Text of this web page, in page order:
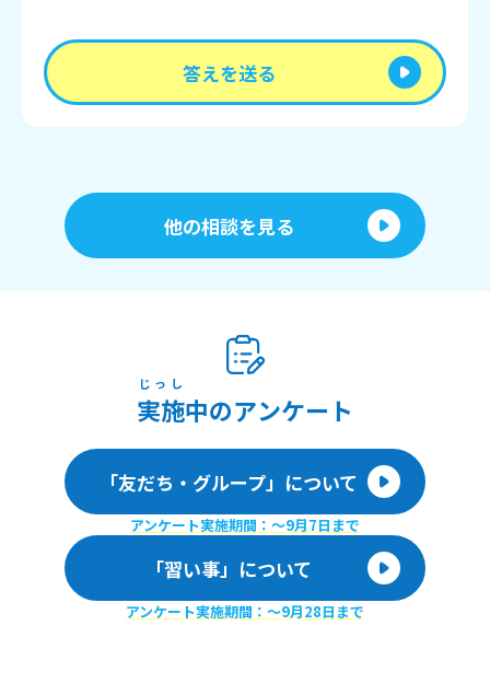
答えを送る
他の相談を見る
実施
じっし
中のアンケート
「友だち・グループ」について
アンケート実施期間：〜9月7日まで
「習い事」について
アンケート実施期間：〜9月28日まで